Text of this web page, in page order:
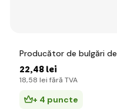
Producător de bulgări
22,48 lei
18,58 lei fără TVA
+ 4 puncte